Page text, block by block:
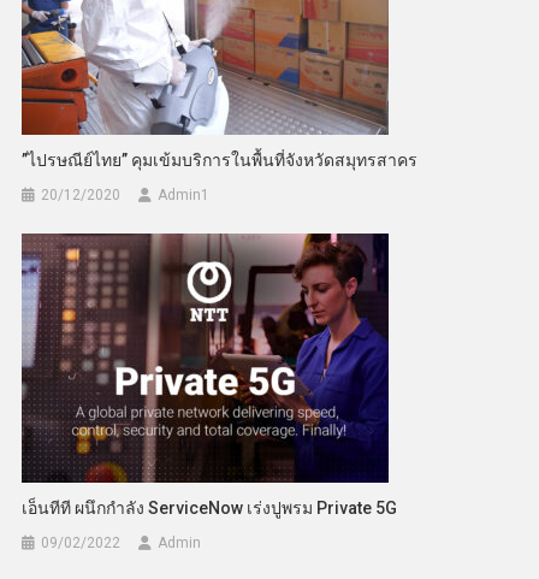
”ไปรษณีย์ไทย” คุมเข้มบริการในพื้นที่จังหวัดสมุทรสาคร
20/12/2020 Admin​1
เอ็นทีที ผนึกกำลัง ServiceNow เร่งปูพรม Private 5G
09/02/2022 Admin